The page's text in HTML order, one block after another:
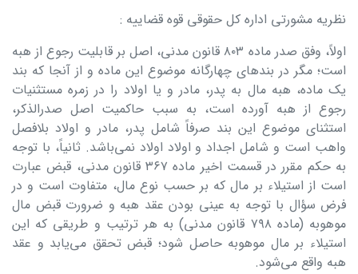
نظریه مشورتی اداره کل حقوقی قوه قضاییه :
اولاً، وفق صدر ماده ۸۰۳ قانون مدنی، اصل بر قابلیت رجوع از هبه
است؛ مگر در بندهای چهارگانه موضوع این ماده و از آنجا که بند
یک ماده، هبه مال به پدر، مادر و یا اولاد را در زمره مستثنیات
رجوع از هبه آورده است، به سبب حاکمیت اصل صدرالذکر،
استثنای موضوع این بند صرفاً شامل پدر، مادر و اولاد بلافصل
واهب است و شامل اجداد و اولاد اولاد نمی‌باشد. ثانیاً، با توجه
به حکم مقرر در قسمت اخیر ماده ۳۶۷ قانون مدنی، قبض عبارت
است از استیلاء بر مال که بر حسب نوع مال، متفاوت است و در
فرض سؤال با توجه به عینی بودن عقد هبه و ضرورت قبض مال
موهوبه (ماده ۷۹۸ قانون مدنی) به هر ترتیب و طریقی که این
استیلاء بر مال موهوبه حاصل شود؛ قبض تحقق می‌یابد و عقد
هبه واقع می‌شود.